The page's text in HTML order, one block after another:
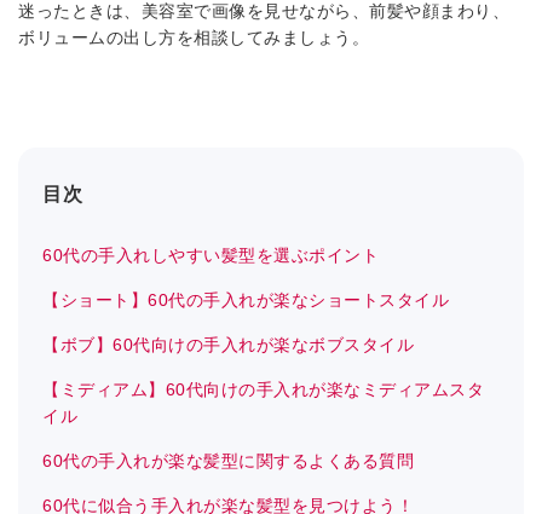
迷ったときは、美容室で画像を見せながら、前髪や顔まわり、
ボリュームの出し方を相談してみましょう。
目次
60代の手入れしやすい髪型を選ぶポイント
【ショート】60代の手入れが楽なショートスタイル
【ボブ】60代向けの手入れが楽なボブスタイル
【ミディアム】60代向けの手入れが楽なミディアムスタ
イル
60代の手入れが楽な髪型に関するよくある質問
60代に似合う手入れが楽な髪型を見つけよう！